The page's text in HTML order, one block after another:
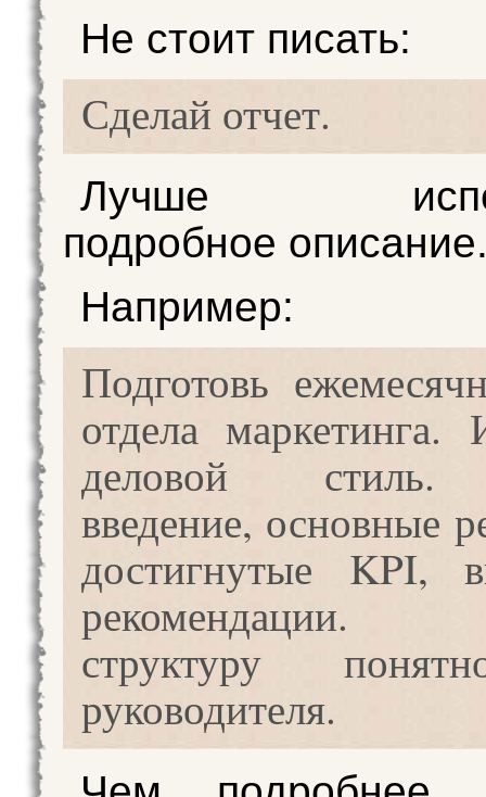
Не стоит писать:
Сделай отчет.
Лучше
подробное
Например:
Подготовь
отдела маркетинга.
деловой стиль.
введение, основные
достигнутые KPI,
рекомендации.
структуру
руководителя.